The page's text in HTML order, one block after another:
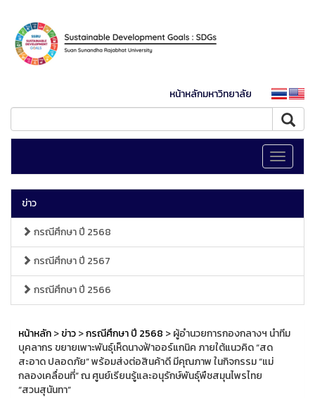
หน้าหลักมหาวิทยาลัย
Toggle
ข่าว
กรณีศึกษา ปี 2568
กรณีศึกษา ปี 2567
กรณีศึกษา ปี 2566
หน้าหลัก>ข่าว>กรณีศึกษา ปี 2568 > ผู้อำนวยการกองกลางฯ นำทีม
บุคลากร ขยายเพาะพันธุ์เห็ดนางฟ้าออร์แกนิค ภายใต้แนวคิด “สด
สะอาด ปลอดภัย” พร้อมส่งต่อสินค้าดี มีคุณภาพ ในกิจกรรม “แม่
กลองเคลื่อนที่” ณ ศูนย์เรียนรู้และอนุรักษ์พันธุ์พืชสมุนไพรไทย
“สวนสุนันทา”